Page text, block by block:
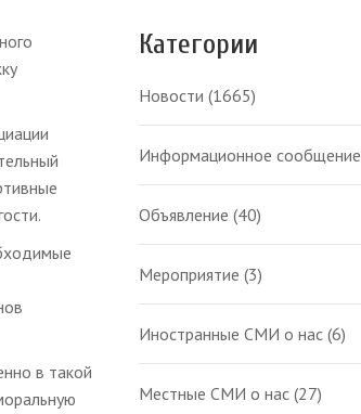
в такой
Категории
Новости (1665)
Информационное сообщение
Объявление (40)
Мероприятие (3)
Иностранные СМИ о нас (6)
Местные СМИ о нас (27)